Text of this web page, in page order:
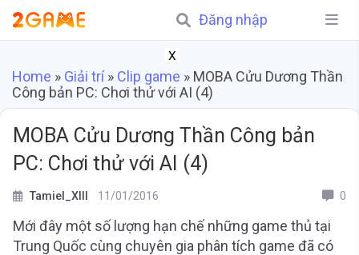
Đăng nhập
X
Home » Giải trí» Clip game » MOBA Cửu Dương Thần
Công bản PC: Chơi thử với AI (4)
MOBA Cửu Dương Thần Công bản
PC: Chơi thử với AI (4)
Tamiel_XIII 11/01/2016 0
Mới đây một số lượng hạn chế những game thủ tại
Trung Quốc cùng chuyên gia phân tích game đã có